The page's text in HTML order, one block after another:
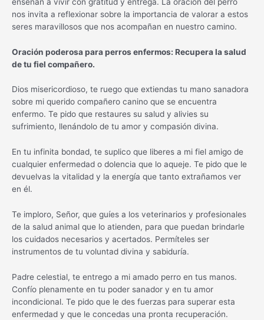
nos invita a reflexionar sobre la importancia de valorar a estos
seres maravillosos que nos acompañan en nuestro camino.
Oración poderosa para perros enfermos: Recupera la salud
de tu fiel compañero.
Dios misericordioso, te ruego que extiendas tu mano sanadora
sobre mi querido compañero canino que se encuentra
enfermo. Te pido que restaures su salud y alivies su
sufrimiento, llenándolo de tu amor y compasión divina.
En tu infinita bondad, te suplico que liberes a mi fiel amigo de
cualquier enfermedad o dolencia que lo aqueje. Te pido que le
devuelvas la vitalidad y la energía que tanto extrañamos ver
en él.
Te imploro, Señor, que guíes a los veterinarios y profesionales
de la salud animal que lo atienden, para que puedan brindarle
los cuidados necesarios y acertados. Permíteles ser
instrumentos de tu voluntad divina y sabiduría.
Padre celestial, te entrego a mi amado perro en tus manos.
Confío plenamente en tu poder sanador y en tu amor
incondicional. Te pido que le des fuerzas para superar esta
enfermedad y que le concedas una pronta recuperación.